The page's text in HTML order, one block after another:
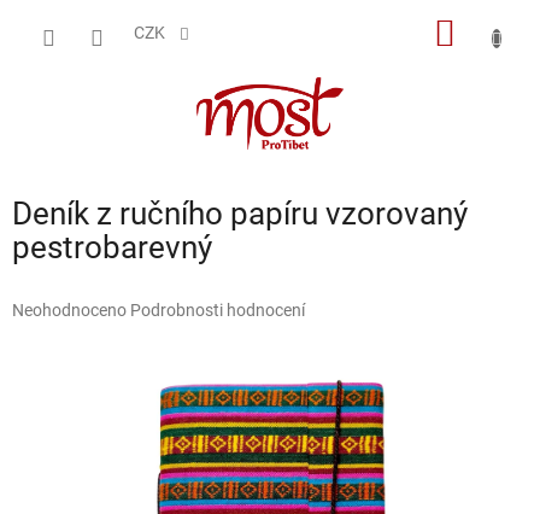
CZK
Deník z ručního papíru vzorovaný
pestrobarevný
Průměrné
Neohodnoceno Podrobnosti hodnocení